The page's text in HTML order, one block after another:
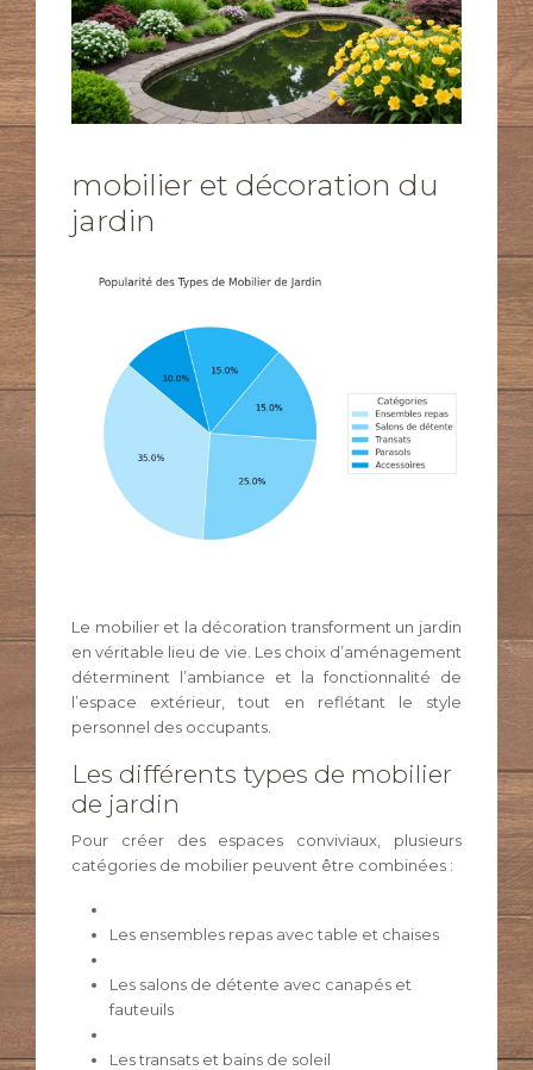
mobilier et décoration du
jardin
Le mobilier et la décoration transforment un jardin
en véritable lieu de vie. Les choix d’aménagement
déterminent l’ambiance et la fonctionnalité de
l’espace extérieur, tout en reflétant le style
personnel des occupants.
Les différents types de mobilier
de jardin
Pour créer des espaces conviviaux, plusieurs
catégories de mobilier peuvent être combinées :
Les ensembles repas avec table et chaises
Les salons de détente avec canapés et
fauteuils
Les transats et bains de soleil